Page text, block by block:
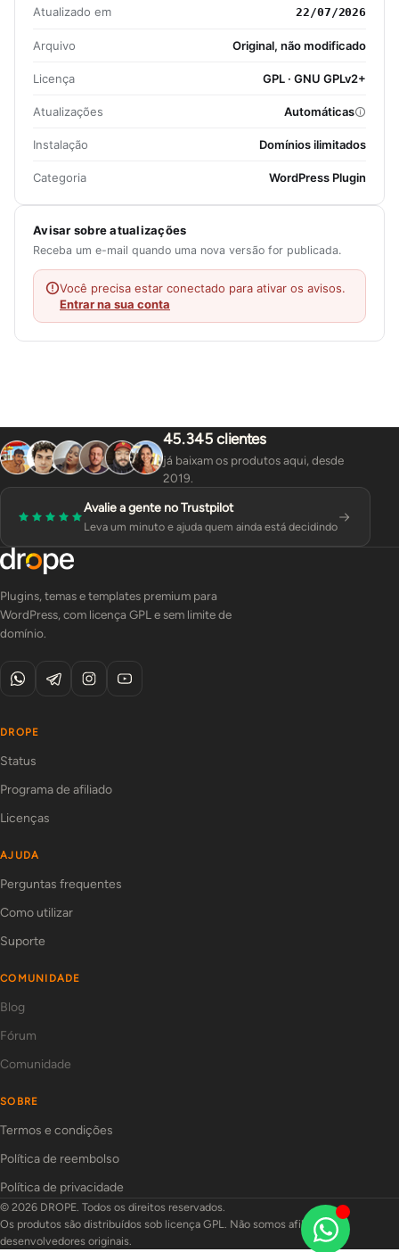
Atualizado em 22/07/2026
Arquivo Original, não modificado
Licença GPL · GNU GPLv2+
Atualizações Automáticas
Instalação Domínios ilimitados
Categoria WordPress Plugin
Avisar sobre atualizações
Receba um e-mail quando uma nova versão for publicada.
Você precisa estar conectado para ativar os avisos.
Entrar na sua conta
45.345 clientes
já baixam os produtos aqui, desde
2019.
Avalie a gente no Trustpilot
Leva um minuto e ajuda quem ainda está decidindo
Plugins, temas e templates premium para
WordPress, com licença GPL e sem limite de
domínio.
DROPE
Status
Programa de afiliado
Licenças
AJUDA
Perguntas frequentes
Como utilizar
Suporte
COMUNIDADE
Blog
Fórum
Comunidade
SOBRE
Termos e condições
Política de reembolso
Política de privacidade
© 2026 DROPE. Todos os direitos reservados.
Os produtos são distribuídos sob licença GPL. Não somos afiliados aos
desenvolvedores originais.